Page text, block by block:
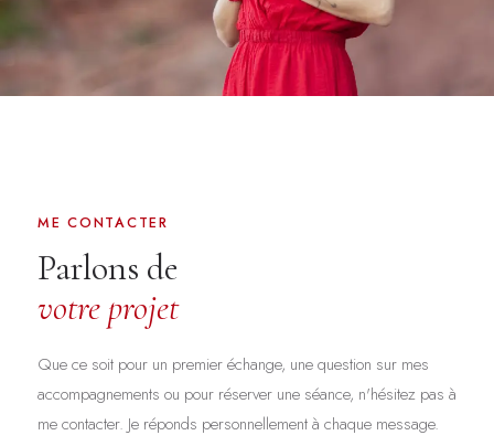
ME CONTACTER
Parlons de
votre projet
Que ce soit pour un premier échange, une question sur mes
accompagnements ou pour réserver une séance, n'hésitez pas à
me contacter. Je réponds personnellement à chaque message.